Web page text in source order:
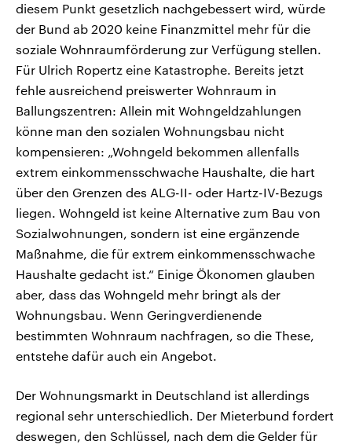
diesem Punkt gesetzlich nachgebessert wird, würde
der Bund ab 2020 keine Finanzmittel mehr für die
soziale Wohnraumförderung zur Verfügung stellen.
Für Ulrich Ropertz eine Katastrophe. Bereits jetzt
fehle ausreichend preiswerter Wohnraum in
Ballungszentren: Allein mit Wohngeldzahlungen
könne man den sozialen Wohnungsbau nicht
kompensieren: „Wohngeld bekommen allenfalls
extrem einkommensschwache Haushalte, die hart
über den Grenzen des ALG-II- oder Hartz-IV-Bezugs
liegen. Wohngeld ist keine Alternative zum Bau von
Sozialwohnungen, sondern ist eine ergänzende
Maßnahme, die für extrem einkommensschwache
Haushalte gedacht ist.“ Einige Ökonomen glauben
aber, dass das Wohngeld mehr bringt als der
Wohnungsbau. Wenn Geringverdienende
bestimmten Wohnraum nachfragen, so die These,
entstehe dafür auch ein Angebot.
Der Wohnungsmarkt in Deutschland ist allerdings
regional sehr unterschiedlich. Der Mieterbund fordert
deswegen, den Schlüssel, nach dem die Gelder für